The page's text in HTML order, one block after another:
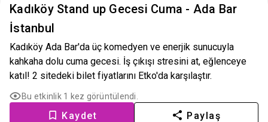
Kadıköy Stand up Gecesi Cuma - Ada Bar
İstanbul
Kadıköy Ada Bar'da üç komedyen ve enerjik sunucuyla
kahkaha dolu cuma gecesi. İş çıkışı stresini at, eğlenceye
katıl! 2 sitedeki bilet fiyatlarını Etko'da karşılaştır.
Bu etkinlik 1 kez görüntülendi.
Kaydet Paylaş